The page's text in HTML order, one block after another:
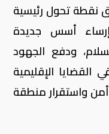
نقطة تحول رئيسية
أسس جديدة
ودفع الجهود
القضايا الإقليمية
واستقرار منطقة